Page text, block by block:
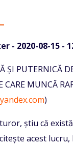
- 2020-08-15 -
ȘI PUTERNICĂ
CARE MUNCĂ
)
știu că
acest